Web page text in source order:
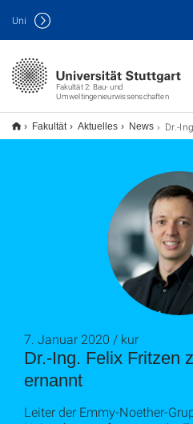
Fakultät 2: Bau- und
Umweltingenieurwissenschaften
Uni
Fakultät Aktuelles News Dr.-Ing. Felix
Dr.-Ing. Felix Fritzen
ernannt
7. Januar 2020 / kur
Leiter der Emmy-Noether-